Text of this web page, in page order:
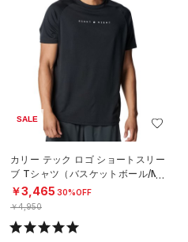
SALE
カリー テック ロゴ ショートスリー
ブ Tシャツ（バスケットボール/ME
N）
￥3,465 30%OFF
￥4,950